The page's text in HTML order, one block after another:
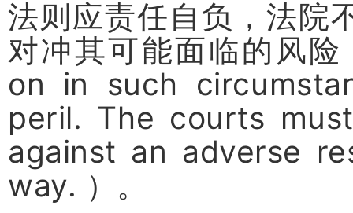
法则应责任自负，法院
对冲其可能面临的风险
on in such
peril. The courts
against an adverse
way. ）。